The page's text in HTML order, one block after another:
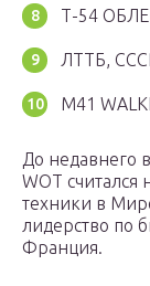
Т-54
ЛТТБ,
M41
До недавнего
WOT
техники в
лидерство по
Франция.